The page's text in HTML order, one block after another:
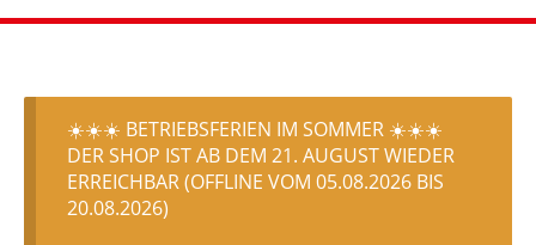
☀️☀️☀️ BETRIEBSFERIEN IM SOMMER ☀️☀️☀️
DER SHOP IST AB DEM 21. AUGUST WIEDER
ERREICHBAR (OFFLINE VOM 05.08.2026 BIS
20.08.2026)